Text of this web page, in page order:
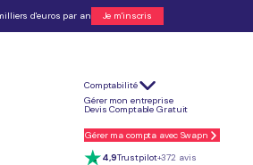
d'euros par an Je m'inscris
Comptabilité
Gérer mon entreprise
Devis Comptable Gratuit
Gérer ma compta avec Swapn
4,9Trustpilot+372 avis
L'accompagnement Swapn c'est :
Un expert dédié à votre projet
Des conseils sur le choix du statut juridique
Une avance des frais de tiers obligatoires